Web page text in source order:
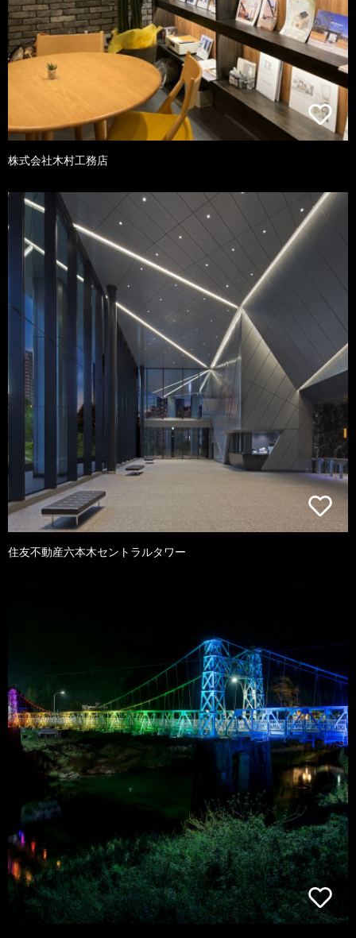
株式会社木村工務店
住友不動産六本木セントラルタワー